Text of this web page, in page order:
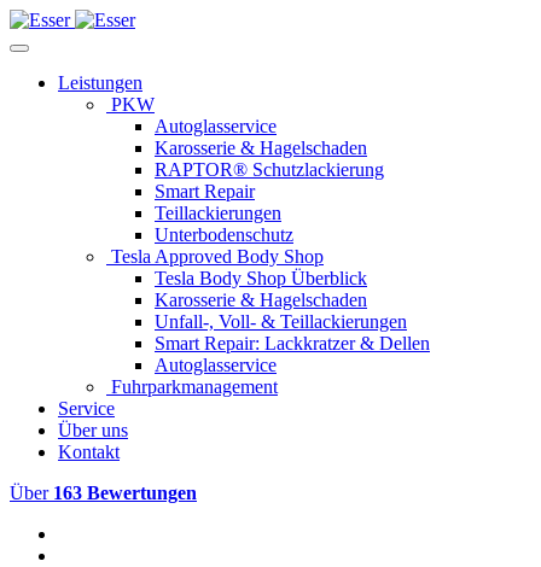
Leistungen
PKW
Autoglasservice
Karosserie & Hagelschaden
RAPTOR® Schutzlackierung
Smart Repair
Teillackierungen
Unterbodenschutz
Tesla Approved Body Shop
Tesla Body Shop Überblick
Karosserie & Hagelschaden
Unfall-, Voll- & Teillackierungen
Smart Repair: Lackkratzer & Dellen
Autoglasservice
Fuhrparkmanagement
Service
Über uns
Kontakt
Über 163 Bewertungen